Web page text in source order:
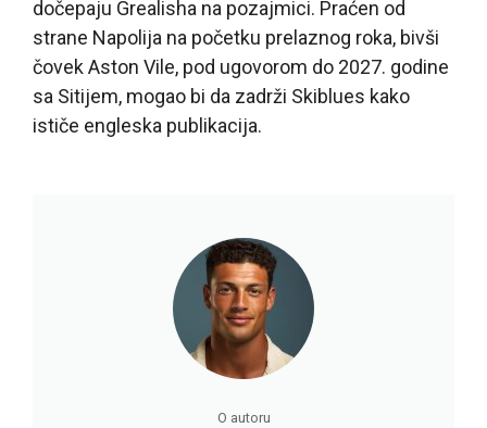
dočepaju Grealisha na pozajmici. Praćen od
strane Napolija na početku prelaznog roka, bivši
čovek Aston Vile, pod ugovorom do 2027. godine
sa Sitijem, mogao bi da zadrži Skiblues kako
ističe engleska publikacija.
O autoru